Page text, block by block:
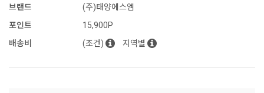
브랜드
(주)태양에스엠
포인트
15,900P
배송비
(조건) 지역별